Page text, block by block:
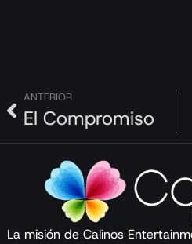
ANTERIOR
El Compromiso
La misión de Calinos